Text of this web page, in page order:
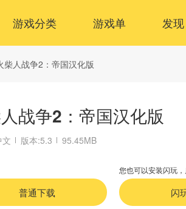
游戏分类 游戏单 发现
柴人战争2：帝国汉化版
战争2：帝国汉化版
文 版本:5.3 95.45MB
普通下载
您也可以安装闪玩
闪